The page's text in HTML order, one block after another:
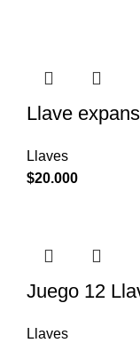
Llave
Llaves
$20.000
Juego 12
Llaves